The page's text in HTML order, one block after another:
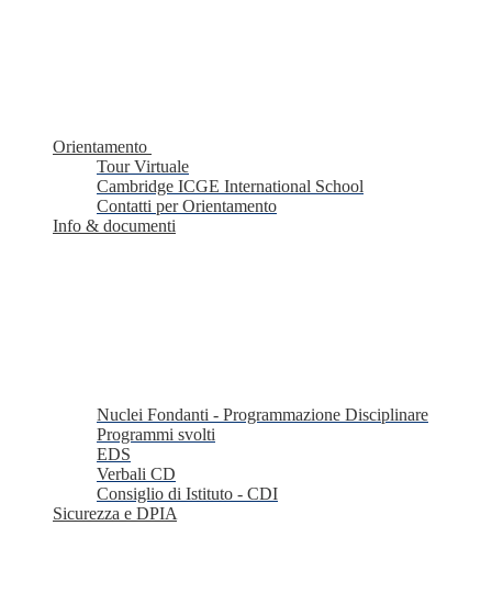
Orientamento
Tour Virtuale
Cambridge ICGE International School
Contatti per Orientamento
Info & documenti
Nuclei Fondanti - Programmazione Disciplinare
Programmi svolti
EDS
Verbali CD
Consiglio di Istituto - CDI
Sicurezza e DPIA